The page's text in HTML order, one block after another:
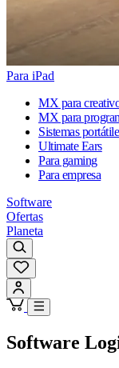
Para iPad
MX para
MX para
Sistemas
Ultimate Ears
Para gaming
Para empresa
Software
Ofertas
Planeta
Software